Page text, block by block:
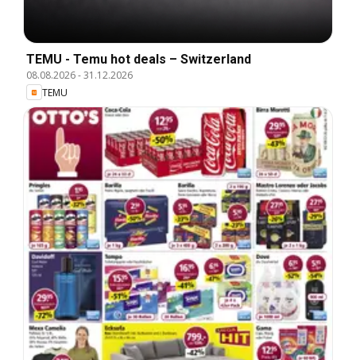
TEMU - Temu hot deals – Switzerland
08.08.2026-31.12.2026
TEMU